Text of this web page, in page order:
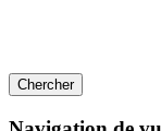
Chercher